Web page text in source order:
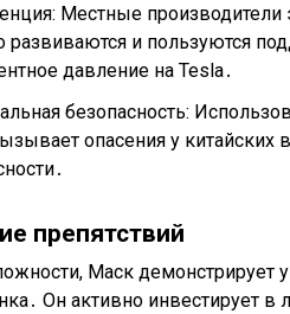
Местные производители
развиваются и пользуются
давление на Tesla․
безопасность:
опасения у китайских
препятствий
Маск демонстрирует
Он активно инвестирует в